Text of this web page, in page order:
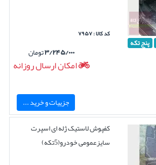
پنج تکه
کد کالا : ۷۹۵۷
۳/۲۴۵/۰۰۰تومان
امکان ارسال روزانه
جزییات و خرید ...
کفپوش لاستیک ژله ای اسپرت
سایزعمومی خودرو(5تکه)